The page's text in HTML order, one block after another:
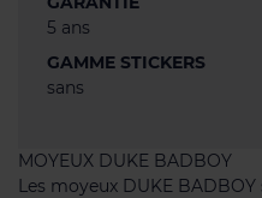
5 ans
GAMME STICKERS
sans
MOYEUX DUKE BADBOY
Les moyeux DUKE